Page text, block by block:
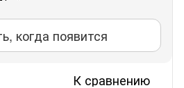
когда появится
К сравнению